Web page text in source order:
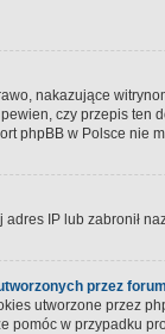
nakazujące
czy przepis ten
phpBB w Polsce nie
adres IP lub zabronił
przez
utworzone przez
pomóc w przypadku